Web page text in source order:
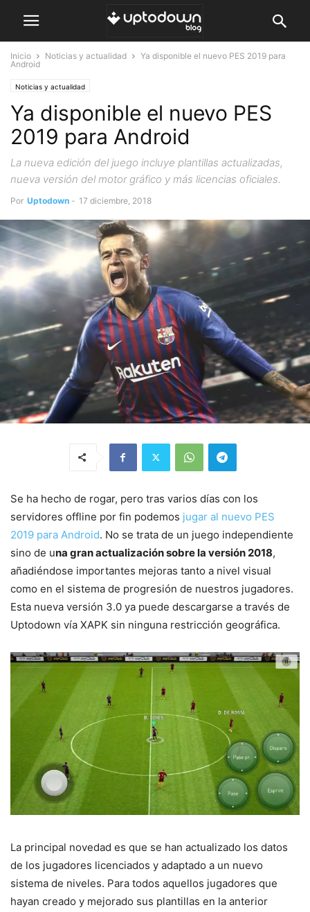
Inicio Noticias y actualidad
Ya disponible el nuevo PES 2019 para
Android
Noticias y actualidad
Ya disponible el nuevo PES
2019 para Android
La nueva edición del juego incluye plantillas actualizadas,
nueva versión del motor gráfico y más licencias oficiales.
Por Uptodown - 17 diciembre, 2018
Se ha hecho de rogar, pero tras varios días con los
servidores offline por fin podemos jugar al nuevo PES
2019 para Android. No se trata de un juego independiente
sino de una gran actualización sobre la versión 2018,
añadiéndose importantes mejoras tanto a nivel visual
como en el sistema de progresión de nuestros jugadores.
Esta nueva versión 3.0 ya puede descargarse a través de
Uptodown vía XAPK sin ninguna restricción geográfica.
La principal novedad es que se han actualizado los datos
de los jugadores licenciados y adaptado a un nuevo
sistema de niveles. Para todos aquellos jugadores que
hayan creado y mejorado sus plantillas en la anterior